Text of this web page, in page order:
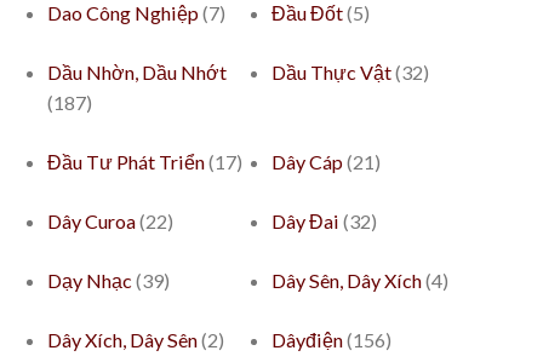
Dao Công Nghiệp (7) Đầu Đốt(5)
Dầu Nhờn, Dầu Nhớt
(187)
Dầu Thực Vật(32)
Đầu Tư Phát Triển(17) Dây Cáp (21)
Dây Curoa(22) Dây Đai (32)
Dạy Nhạc(39) Dây Sên, Dây Xích(4)
Dây Xích, Dây Sên(2) Dâyđiện(156)